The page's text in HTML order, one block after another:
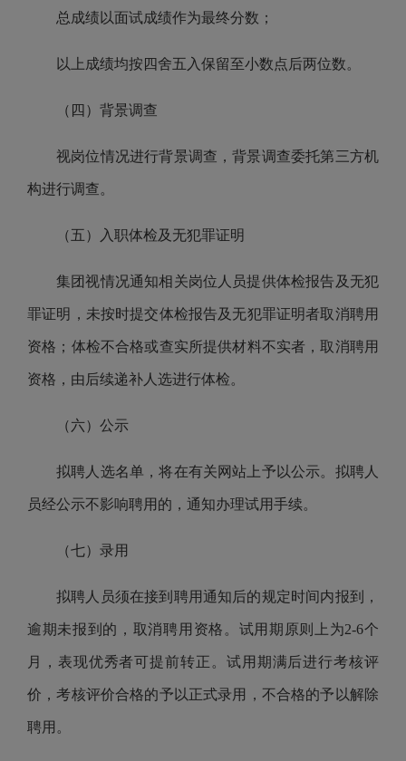
总成绩以面试成绩作为最终分数；
以上成绩均按四舍五入保留至小数点后两位数。
（四）背景调查
视岗位情况进行背景调查，背景调查委托第三方机
构进行调查。
（五）入职体检及无犯罪证明
集团视情况通知相关岗位人员提供体检报告及无犯
罪证明，未按时提交体检报告及无犯罪证明者取消聘用
资格；体检不合格或查实所提供材料不实者，取消聘用
资格，由后续递补人选进行体检。
（六）公示
拟聘人选名单，将在有关网站上予以公示。拟聘人
员经公示不影响聘用的，通知办理试用手续。
（七）录用
拟聘人员须在接到聘用通知后的规定时间内报到，
逾期未报到的，取消聘用资格。试用期原则上为2-6个
月，表现优秀者可提前转正。试用期满后进行考核评
价，考核评价合格的予以正式录用，不合格的予以解除
聘用。